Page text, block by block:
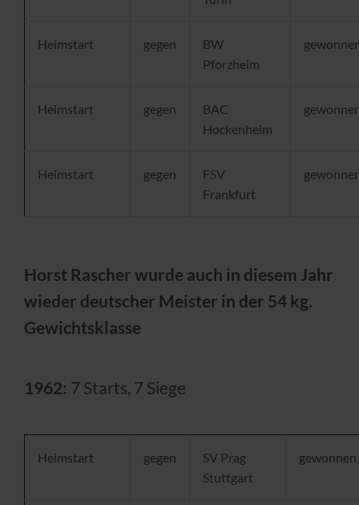
Heimstart gegen
BW
Pforzheim
Heimstart gegen
BAC
Hockenheim
Heimstart gegen
FSV
Frankfurt
Horst Rascher wurde auch in diesem Jahr
wieder deutscher Meister in der 54 kg.
Gewichtsklasse
1962: 7 Starts, 7 Siege
Heimstart gegen
SV Prag
Stuttgart
gewonnen